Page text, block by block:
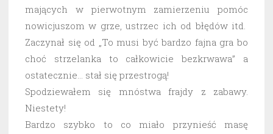
mających w pierwotnym zamierzeniu pomóc
nowicjuszom w grze, ustrzec ich od błędów itd.
Zaczynał się od „To musi być bardzo fajna gra bo
choć strzelanka to całkowicie bezkrwawa” a
ostatecznie… stał się przestrogą!
Spodziewałem się mnóstwa frajdy z zabawy.
Niestety!
Bardzo szybko to co miało przynieść masę